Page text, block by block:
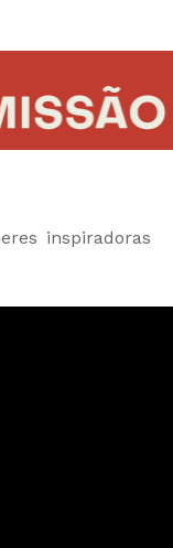
inspiradoras